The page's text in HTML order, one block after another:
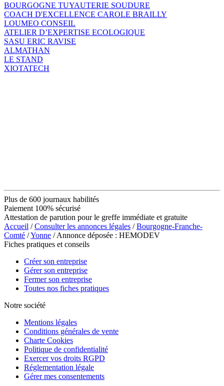
BOURGOGNE TUYAUTERIE SOUDURE
COACH D'EXCELLENCE CAROLE BRAILLY
LOUMEO CONSEIL
ATELIER D’EXPERTISE ECOLOGIQUE
SASU ERIC RAVISE
ALMATHAN
LE STAND
XIOTATECH
Plus de 600 journaux habilités
Paiement 100% sécurisé
Attestation de parution pour le greffe immédiate et gratuite
Accueil /Consulter les annonces légales /Bourgogne-Franche-
Comté /Yonne / Annonce déposée : HEMODEV
Fiches pratiques et conseils
Créer son entreprise
Gérer son entreprise
Fermer son entreprise
Toutes nos fiches pratiques
Notre société
Mentions légales
Conditions générales de vente
Charte Cookies
Politique de confidentialité
Exercer vos droits RGPD
Réglementation légale
Gérer mes consentements